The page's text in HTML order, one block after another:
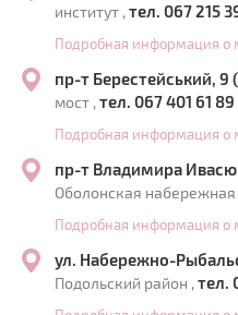
институт , тел. 067 215
Подробная информация о
пр-т Берестейський, 9
мост , тел. 067 401 61 89
Подробная информация о
пр-т Владимира
Оболонская набережная
Подробная информация о
ул. Набережно-
Подольский район , тел.